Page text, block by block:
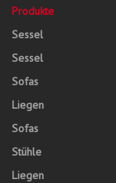
Produkte
Sessel
Sessel
Sofas
Liegen
Sofas
Stühle
Liegen